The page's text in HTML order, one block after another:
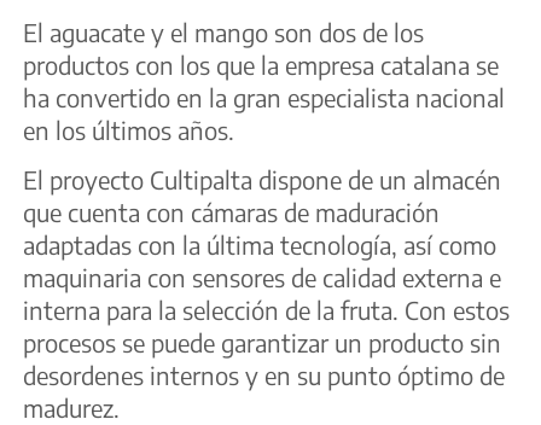
El aguacate y el mango son dos de los
productos con los que la empresa catalana se
ha convertido en la gran especialista nacional
en los últimos años.
El proyecto Cultipalta dispone de un almacén
que cuenta con cámaras de maduración
adaptadas con la última tecnología, así como
maquinaria con sensores de calidad externa e
interna para la selección de la fruta. Con estos
procesos se puede garantizar un producto sin
desordenes internos y en su punto óptimo de
madurez.